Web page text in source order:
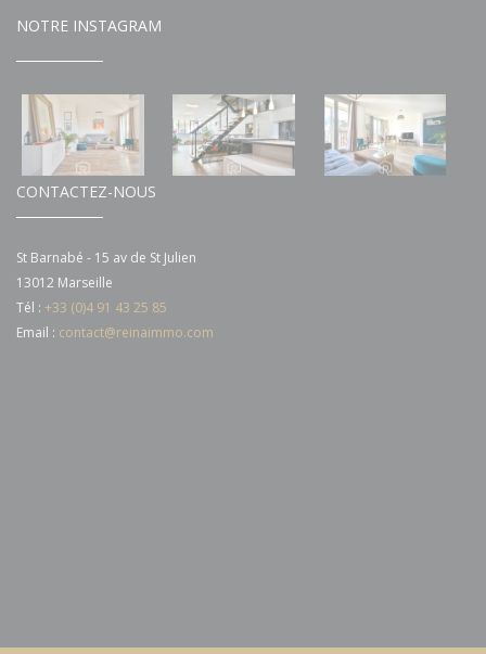
NOTRE INSTAGRAM
CONTACTEZ-NOUS
St Barnabé - 15 av de St Julien
13012 Marseille
Tél : +33 (0)4 91 43 25 85
Email : contact@reinaimmo.com